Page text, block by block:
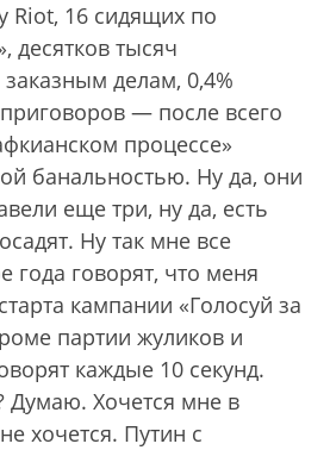
Riot, 16 сидящих по
десятков тысяч
делам, 0,4%
— после всего
процессе»
банальностью. Ну да, они
еще три, ну да, есть
Ну так мне все
года говорят, что меня
кампании «Голосуй за
партии жуликов и
каждые 10 секунд.
Думаю. Хочется мне в
хочется. Путин с